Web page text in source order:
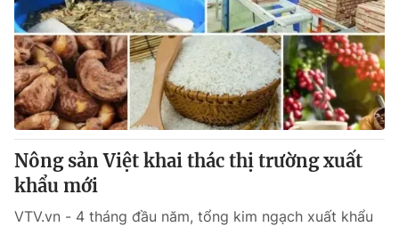
Nông sản Việt khai thác thị trường xuất
khẩu mới
VTV.vn - 4 tháng đầu năm, tổng kim ngạch xuất khẩu